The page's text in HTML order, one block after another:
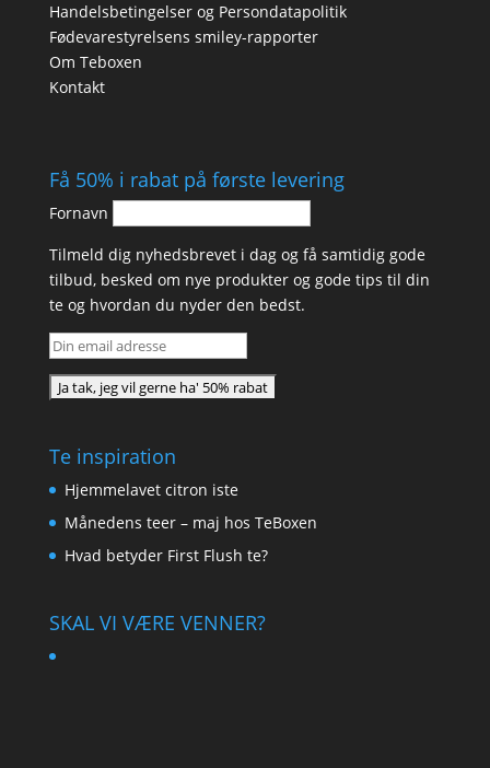
Handelsbetingelser og Persondatapolitik
Fødevarestyrelsens smiley-rapporter
Om Teboxen
Kontakt
Få 50% i rabat på første levering
Fornavn
Tilmeld dig nyhedsbrevet i dag og få samtidig gode
tilbud, besked om nye produkter og gode tips til din
te og hvordan du nyder den bedst.
Te inspiration
Hjemmelavet citron iste
Månedens teer – maj hos TeBoxen
Hvad betyder First Flush te?
SKAL VI VÆRE VENNER?